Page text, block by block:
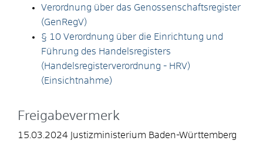
Verordnung über das Genossenschaftsregister
(GenRegV)
§ 10 Verordnung über die Einrichtung und
Führung des Handelsregisters
(Handelsregisterverordnung - HRV)
(Einsichtnahme)
Freigabevermerk
15.03.2024 Justizministerium Baden-Württemberg